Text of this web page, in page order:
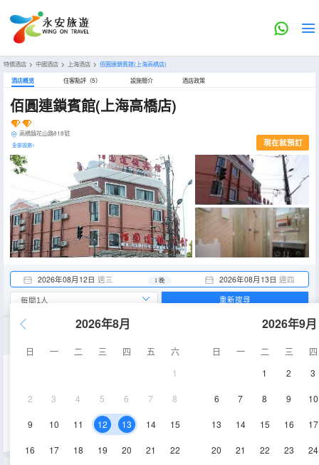
特價酒店 > 中國酒店 > 上海酒店 > 佰圓連鎖賓館(上海高橋店)
酒店概览 住客點評（5） 設施簡介 酒店政策
佰圓連鎖賓館(上海高橋店)
高橋鎮花山路818號
全部設施> 現在就預訂
2026年08月12日 週三 2026年08月13日 週四
1 晚
2026年8月
日 一 二 三 四 五
六
1
2 3 4 5 6 7 8
9 10 11 12 13 14 15
16 17 18 19 20 21 22
2026年9月
日 一 二 三
四
1
2 3
6 7 8 9 10
13 14 15 16 17
20 21 22 23 24
重新搜尋
15-20㎡ 空調